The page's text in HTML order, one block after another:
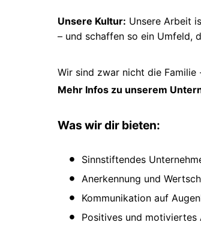
Unsere Kultur: Unsere Arbeit
– und schaffen so ein Umfeld,
Wir sind zwar nicht die Familie
Mehr Infos zu unserem
Was wir dir bieten:
Sinnstiftendes
Anerkennung und
Kommunikation auf
Positives und motiviertes